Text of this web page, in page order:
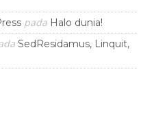
pada Halo dunia!
SedResidamus, Linquit,